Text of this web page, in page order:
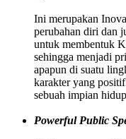
Ini merupakan
perubahan diri dan
untuk membentuk
sehingga menjadi
apapun di suatu
karakter yang
sebuah impian
Powerful Public